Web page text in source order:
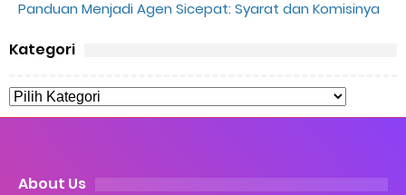
Panduan Menjadi Agen Sicepat: Syarat dan Komisinya
Kategori
About Us